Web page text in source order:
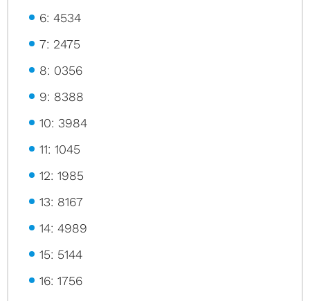
6: 4534
7: 2475
8: 0356
9: 8388
10: 3984
11: 1045
12: 1985
13: 8167
14: 4989
15: 5144
16: 1756